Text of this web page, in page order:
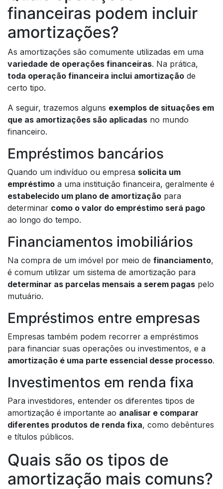
financeiras podem incluir
amortizações?
As amortizações são comumente utilizadas em uma
variedade de operações financeiras. Na prática,
toda operação financeira inclui amortização de
certo tipo.
A seguir, trazemos alguns exemplos de situações em
que as amortizações são aplicadas no mundo
financeiro.
Empréstimos bancários
Quando um indivíduo ou empresa solicita um
empréstimo a uma instituição financeira, geralmente é
estabelecido um plano de amortização para
determinar como o valor do empréstimo será pago
ao longo do tempo.
Financiamentos imobiliários
Na compra de um imóvel por meio de financiamento,
é comum utilizar um sistema de amortização para
determinar as parcelas mensais a serem pagas pelo
mutuário.
Empréstimos entre empresas
Empresas também podem recorrer a empréstimos
para financiar suas operações ou investimentos, e a
amortização é uma parte essencial desse processo.
Investimentos em renda fixa
Para investidores, entender os diferentes tipos de
amortização é importante ao analisar e comparar
diferentes produtos de renda fixa, como debêntures
e títulos públicos.
Quais são os tipos de
amortização mais comuns?